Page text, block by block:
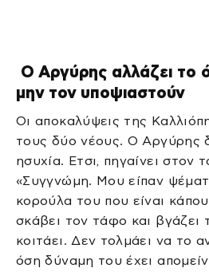
Ο Αργύρης αλλάζει το
μην τον υποψιαστούν
Οι αποκαλύψεις της
τους δύο νέους. Ο Αργύρης
ησυχία. Ετσι, πηγαίνει
«Συγγνώμη. Μου είπαν
κορούλα του που είναι
σκάβει τον τάφο και βγάζει
κοιτάει. Δεν τολμάει να το
όση δύναμη του έχει